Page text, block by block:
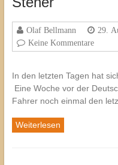
Olaf Bellmann 29.
Keine Kommentare
In den letzten Tagen hat
Eine Woche vor der
Fahrer noch einmal den
Weiterlesen